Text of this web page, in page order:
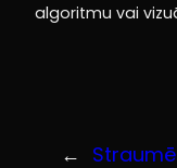
algoritmu vai
←